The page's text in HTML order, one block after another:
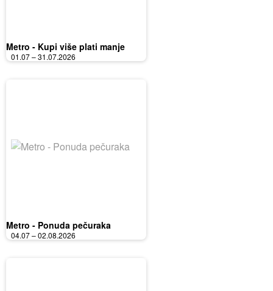
Metro - Kupi više plati manje
01.07 – 31.07.2026
Metro - Ponuda pečuraka
04.07 – 02.08.2026